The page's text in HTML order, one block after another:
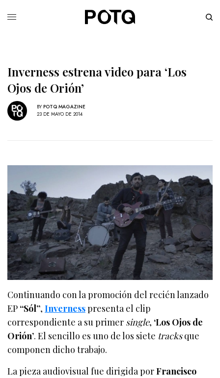
Inverness estrena video para ‘Los
Ojos de Orión’
BY POTQ MAGAZINE
23 DE MAYO DE 2014
Continuando con la promoción del recién lanzado
EP “Sól”,Invernesspresenta el clip
correspondiente a su primer single, ‘Los Ojos de
Orión’. El sencillo es uno de los siete tracksque
componen dicho trabajo.
La pieza audiovisual fue dirigida porFrancisco